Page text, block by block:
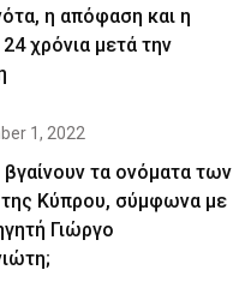
η απόφαση και η
χρόνια μετά την
1, 2022
τα ονόματα των
Κύπρου, σύμφωνα με
Γιώργο